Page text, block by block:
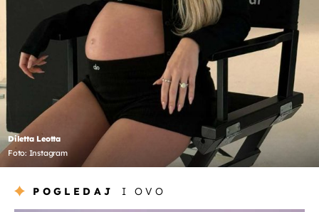
Diletta Leotta
Foto: Instagram
POGLEDAJ I OVO